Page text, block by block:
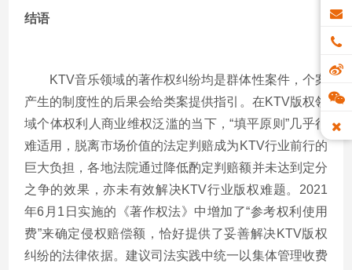
结语
KTV音乐领域的著作权纠纷均是群体性案件，个案
产生的制度性的后果会给类案提供指引。在KTV版权领
域个体权利人商业维权泛滥的当下，“填平原则”几乎很
难适用，脱离市场价值的法定判赔成为KTV行业前行的
巨大负担，各地法院通过降低酌定判赔额并未达到定分
之争的效果，亦未有效解决KTV行业版权难题。2021
年6月1日实施的《著作权法》中增加了“参考权利使用
费”来确定侵权赔偿额，恰好提供了妥善解决KTV版权
纠纷的法律依据。建议司法实践中统一以集体管理收费